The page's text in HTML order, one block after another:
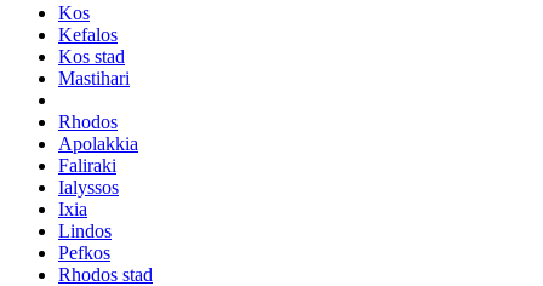
Kos
Kefalos
Kos stad
Mastihari
Rhodos
Apolakkia
Faliraki
Ialyssos
Ixia
Lindos
Pefkos
Rhodos stad